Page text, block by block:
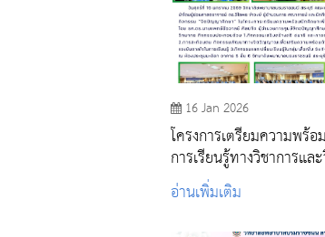
16 Jan 2026
โครงการเตรียมความพร้
การเรียนรู้ทางวิชาการแล
อ่านเพิ่มเติม